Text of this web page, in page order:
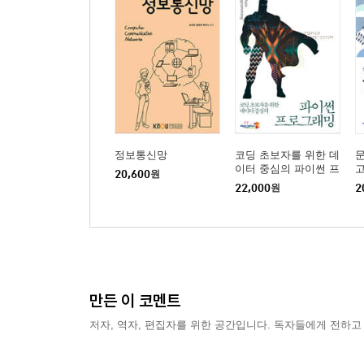
5장 변수와 상수 42
5.1 변수란 무엇인가? 42
5.2 상수란 무엇인가? 45
5.3 얼마나 많은 종류의 변수와 상수가 있을까? 48
5.4 파이썬의 변수 이름 붙이기 규칙 49
5.5 ‘변수를 선언하라’는 말은 무슨 의미인가? 49
5.6 파이썬의 변수 선언 방법 50
5.7 파이썬에서 상수를 어떻게 선언하는가? 50
6.1 메시지와 결과를 사용자 화면에 출력하는 명령
6.2 print 명령문으로 할 수 있는 다양한 출력 방법
정보통신망
20,600원
코딩 초보자를 위한 데
이터 중심의 파이썬 프
로그래밍
22,000원
만든 이 코멘트
저자, 역자, 편집자를 위한 공간입니다. 독자들에게 전하